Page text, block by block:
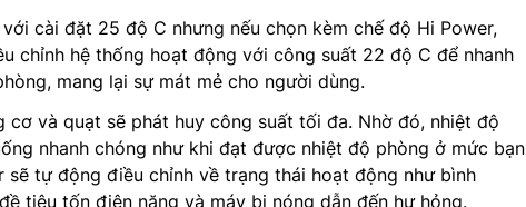
với cài đặt 25 độ C nhưng nếu chọn kèm chế độ Hi Power,
chỉnh hệ thống hoạt động với công suất 22 độ C để nhanh
mang lại sự mát mẻ cho người dùng.
cơ và quạt sẽ phát huy công suất tối đa. Nhờ đó, nhiệt độ
nhanh chóng như khi đạt được nhiệt độ phòng ở mức bạn
sẽ tự động điều chỉnh về trạng thái hoạt động như bình
tiêu tốn điện năng và máy bị nóng dẫn đến hư hỏng.